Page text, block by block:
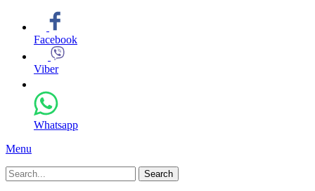
Facebook
Viber
Whatsapp
Menu
Search
for: